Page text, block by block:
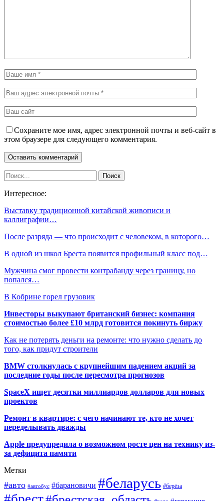
Сохраните мое имя, адрес электронной почты и веб-сайт в
этом браузере для следующего комментария.
Интересное:
Выставку традиционной китайской живописи и
каллиграфии…
После разряда — что происходит с человеком, в которого…
В одной из школ Бреста появится профильный класс под…
Мужчина смог провести контрабанду через границу, но
попался…
В Кобрине горел грузовик
Инвесторы выкупают британский бизнес: компания
стоимостью более £10 млрд готовится покинуть биржу
Как не потерять деньги на ремонте: что нужно сделать до
того, как придут строители
BMW столкнулась с крупнейшим падением акций за
последние годы после пересмотра прогнозов
SpaceX ищет десятки миллиардов долларов для новых
проектов
Ремонт в квартире: с чего начинают те, кто не хочет
переделывать дважды
Apple предупредила о возможном росте цен на технику из-
за дефицита памяти
Метки
#авто #автобус #барановичи #беларусь #берёза